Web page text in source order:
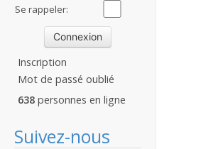
:Se rappeler:
Inscription
Mot de passé oublié
638 personnes en ligne
Suivez-nous